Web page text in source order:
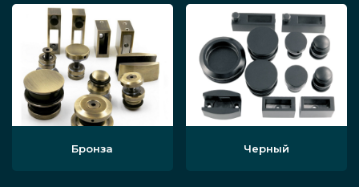
Бронза Черный